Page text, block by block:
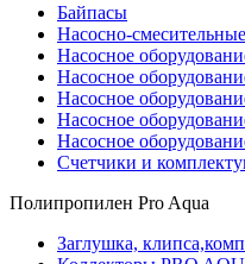
Байпасы
Насосно-
Насосное
Насосное
Насосное
Насосное
Насосное
Счетчики и
Полипропилен Pro Aqua
Заглушка,